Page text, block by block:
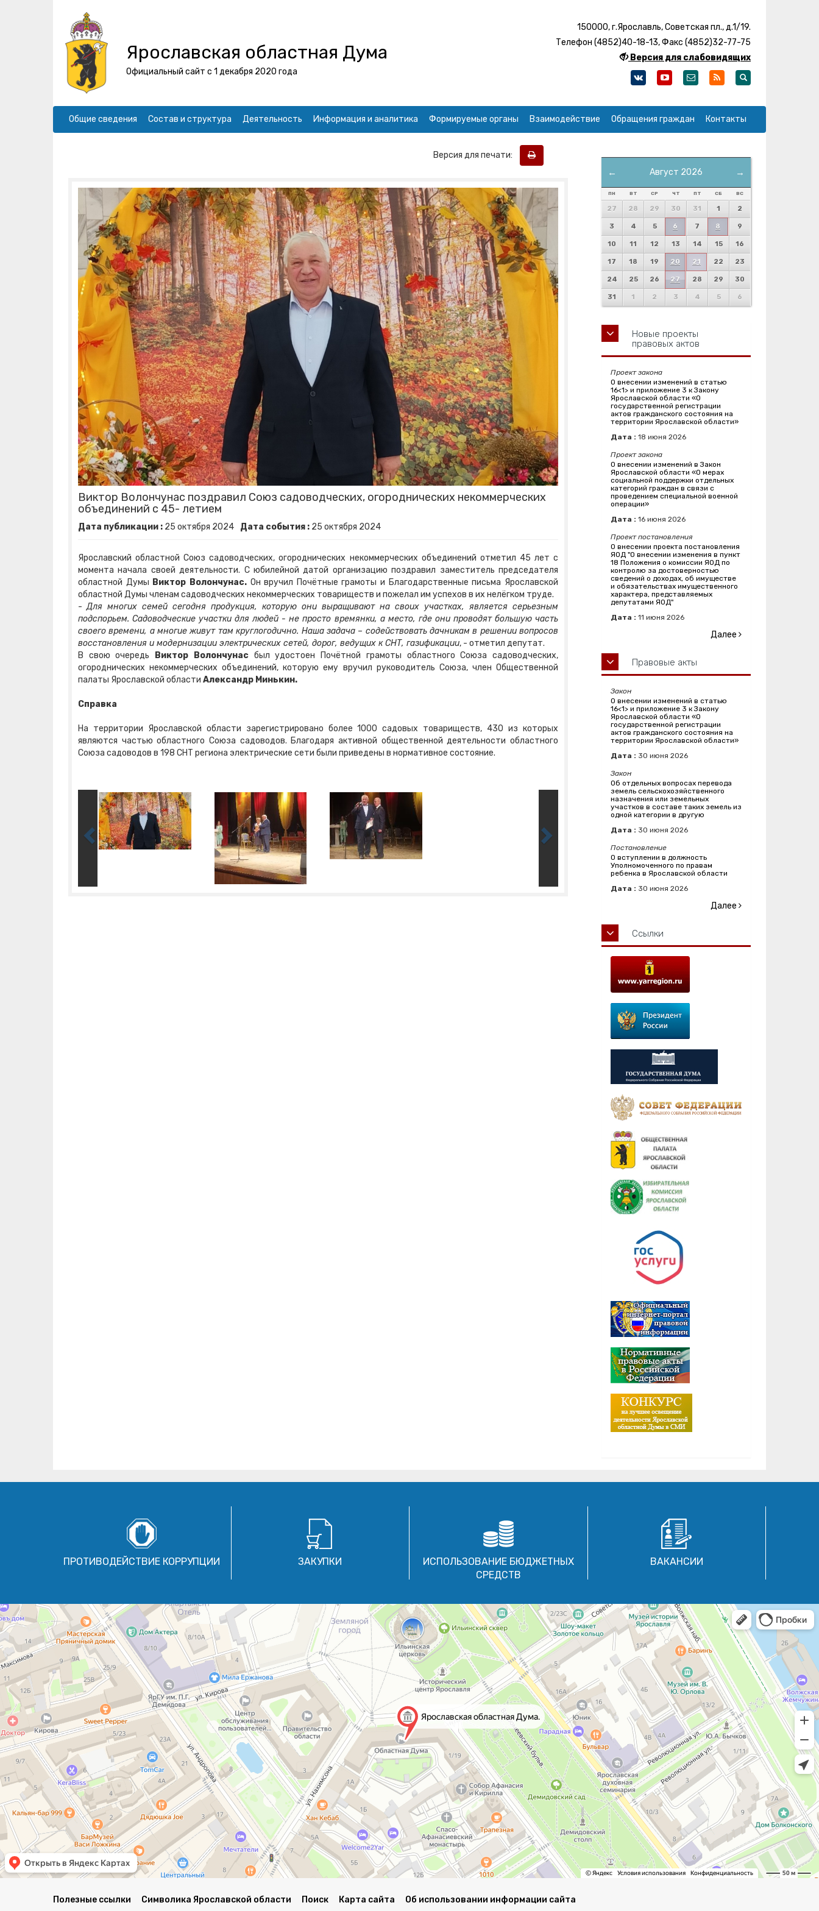
Ярославская областная Дума
Официальный сайт с 1 декабря 2020 года
150000, г.Ярославль, Советская пл., д.1/19.
Телефон (4852)40-18-13, Факс (4852)32-77-75
Версия для слабовидящих
Общие сведения Состав и структура Деятельность Информация и аналитика Формируемые органы Взаимодействие Обращения граждан Контакты
Версия для печати:
Виктор Волончунас поздравил Союз садоводческих, огороднических некоммерческих
объединений с 45- летием
Дата публикации : 25 октября 2024 Дата события : 25 октября 2024
Ярославский областной Союз садоводческих, огороднических некоммерческих объединений отметил 45 лет с
момента начала своей деятельности. С юбилейной датой организацию поздравил заместитель председателя
областной Думы Виктор Волончунас.Он вручил Почётные грамоты и Благодарственные письма Ярославской
областной Думы членам садоводческих некоммерческих товариществ и пожелал им успехов в их нелёгком труде.
-Для многих семей сегодня продукция, которую они выращивают на своих участках, является серьезным
подспорьем. Садоводческие участки для людей - не просто времянки, а место, где они проводят большую часть
своего времени, а многие живут там круглогодично. Наша задача – содействовать дачникам в решении вопросов
восстановления и модернизации электрических сетей, дорог, ведущих к СНТ, газификации, - отметил депутат.
В свою очередь
Виктор Волончунас был удостоен Почётной грамоты областного Союза садоводческих,
огороднических некоммерческих объединений, которую ему вручил руководитель Союза, член Общественной
палаты Ярославской области Александр Минькин.
Справка
На территории Ярославской области зарегистрировано более 1000 садовых товариществ, 430 из которых
являются частью областного Союза садоводов. Благодаря активной общественной деятельности областного
Союза садоводов в 198 СНТ региона электрические сети были приведены в нормативное состояние.
← →
Август 2026
ПН ВТ СР ЧТ ПТ СБ ВС
27 28 29 30 31 1 2
3 4 5 6 7 8 9
10 11 12 13 14 15 16
17 18 19 20 21 22 23
24 25 26 27 28 29 30
31 1 2 3 4 5 6
Новые проекты
правовых актов
Проект закона
О внесении изменений в статью
16<1> и приложение 3 к Закону
Ярославской области «О
государственной регистрации
актов гражданского состояния на
территории Ярославской области»
Дата : 18 июня 2026
Проект закона
О внесении изменений в Закон
Ярославской области «О мерах
социальной поддержки отдельных
категорий граждан в связи с
проведением специальной военной
операции»
Дата : 16 июня 2026
Проект постановления
О внесении проекта постановления
ЯОД "О внесении изменения в пункт
18 Положения о комиссии ЯОД по
контролю за достоверностью
сведений о доходах, об имуществе
и обязательствах имущественного
характера, представляемых
депутатами ЯОД"
Дата : 11 июня 2026
Далее
Правовые акты
Закон
О внесении изменений в статью
16<1> и приложение 3 к Закону
Ярославской области «О
государственной регистрации
актов гражданского состояния на
территории Ярославской области»
Дата : 30 июня 2026
Закон
Об отдельных вопросах перевода
земель сельскохозяйственного
назначения или земельных
участков в составе таких земель из
одной категории в другую
Дата : 30 июня 2026
Постановление
О вступлении в должность
Уполномоченного по правам
ребенка в Ярославской области
Дата : 30 июня 2026
Далее
Ссылки
ПРОТИВОДЕЙСТВИЕ КОРРУПЦИИ ЗАКУПКИ
ИСПОЛЬЗОВАНИЕ БЮДЖЕТНЫХ
СРЕДСТВ
ВАКАНСИИ
Полезные ссылки Символика Ярославской области Поиск Карта сайта Об использовании информации сайта